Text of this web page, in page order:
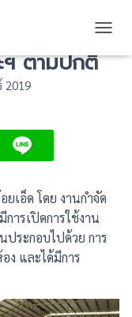
การเปิดการ
ฯ ตามปกติ
2019
เอ็ด โดย งานกำจัด
ารเปิดการใช้งาน
ประกอบไปด้วย การ
ง และได้มีการ